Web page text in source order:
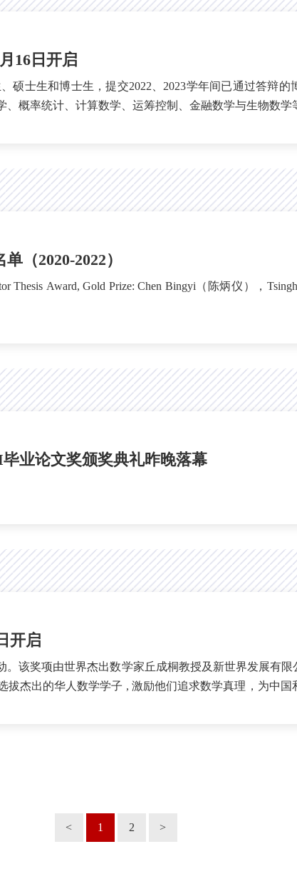
16日开启
、计算数学、运筹控制、金融数学与生物数学等。 二、报名方式 2023
（2020-2022）
业论文奖颁奖典礼昨晚落幕
开启
。该奖项由世界杰出数学家丘成桐教授及新世界发展有
拔杰出的华人数学学子 , 激励他们追求数学真理，为中国
< 1 2 >